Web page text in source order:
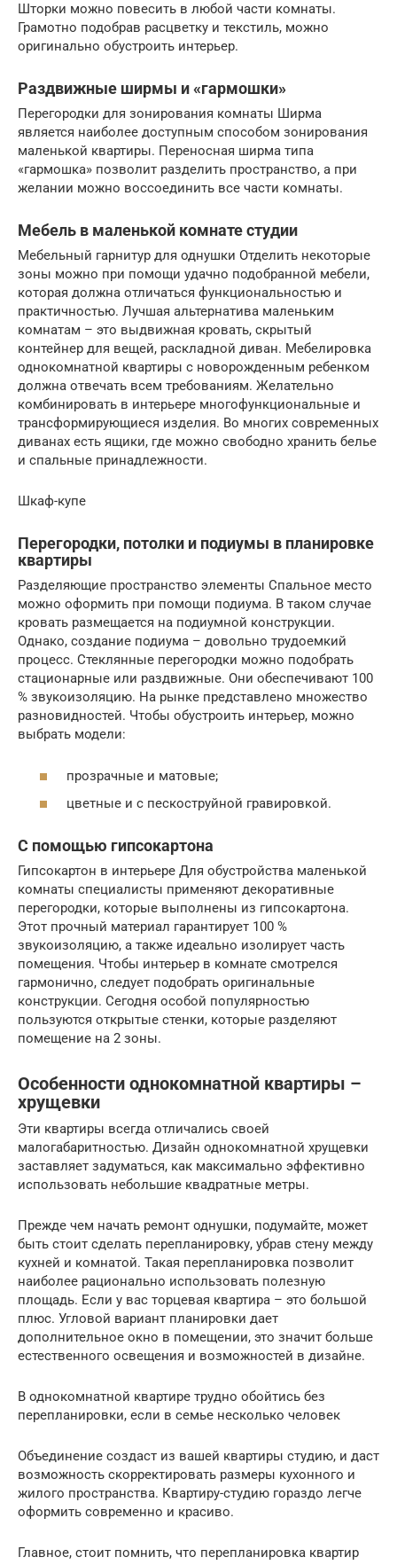
Шторки можно повесить в любой части комнаты.
Грамотно подобрав расцветку и текстиль, можно
оригинально обустроить интерьер.
Раздвижные ширмы и «гармошки»
Перегородки для зонирования комнаты Ширма
является наиболее доступным способом зонирования
маленькой квартиры. Переносная ширма типа
«гармошка» позволит разделить пространство, а при
желании можно воссоединить все части комнаты.
Мебель в маленькой комнате студии
Мебельный гарнитур для однушки Отделить некоторые
зоны можно при помощи удачно подобранной мебели,
которая должна отличаться функциональностью и
практичностью. Лучшая альтернатива маленьким
комнатам – это выдвижная кровать, скрытый
контейнер для вещей, раскладной диван. Мебелировка
однокомнатной квартиры с новорожденным ребенком
должна отвечать всем требованиям. Желательно
комбинировать в интерьере многофункциональные и
трансформирующиеся изделия. Во многих современных
диванах есть ящики, где можно свободно хранить белье
и спальные принадлежности.
Шкаф-купе
Перегородки, потолки и подиумы в планировке
квартиры
Разделяющие пространство элементы Спальное место
можно оформить при помощи подиума. В таком случае
кровать размещается на подиумной конструкции.
Однако, создание подиума – довольно трудоемкий
процесс. Стеклянные перегородки можно подобрать
стационарные или раздвижные. Они обеспечивают 100
% звукоизоляцию. На рынке представлено множество
разновидностей. Чтобы обустроить интерьер, можно
выбрать модели:
прозрачные и матовые;
цветные и с пескоструйной гравировкой.
С помощью гипсокартона
Гипсокартон в интерьере Для обустройства маленькой
комнаты специалисты применяют декоративные
перегородки, которые выполнены из гипсокартона.
Этот прочный материал гарантирует 100 %
звукоизоляцию, а также идеально изолирует часть
помещения. Чтобы интерьер в комнате смотрелся
гармонично, следует подобрать оригинальные
конструкции. Сегодня особой популярностью
пользуются открытые стенки, которые разделяют
помещение на 2 зоны.
Особенности однокомнатной квартиры –
хрущевки
Эти квартиры всегда отличались своей
малогабаритностью. Дизайн однокомнатной хрущевки
заставляет задуматься, как максимально эффективно
использовать небольшие квадратные метры.
Прежде чем начать ремонт однушки, подумайте, может
быть стоит сделать перепланировку, убрав стену между
кухней и комнатой. Такая перепланировка позволит
наиболее рационально использовать полезную
площадь. Если у вас торцевая квартира – это большой
плюс. Угловой вариант планировки дает
дополнительное окно в помещении, это значит больше
естественного освещения и возможностей в дизайне.
В однокомнатной квартире трудно обойтись без
перепланировки, если в семье несколько человек
Объединение создаст из вашей квартиры студию, и даст
возможность скорректировать размеры кухонного и
жилого пространства. Квартиру-студию гораздо легче
оформить современно и красиво.
Главное, стоит помнить, что перепланировка квартир